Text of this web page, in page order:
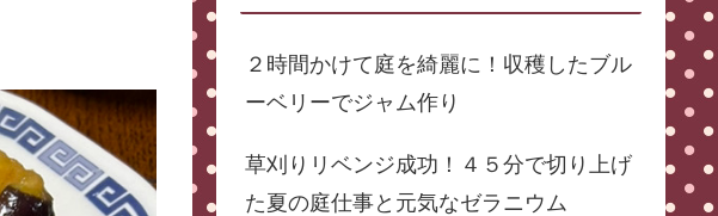
２時間かけて庭を綺麗に！収穫したブル
ーベリーでジャム作り
草刈りリベンジ成功！４５分で切り上げ
た夏の庭仕事と元気なゼラニウム